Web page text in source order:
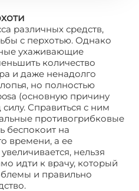
различных средств,
с перхотью. Однако
ухаживающие
количество
и даже ненадолго
но полностью
(основную причину
Справиться с ним
противогрибковые
беспокоит на
времени, а ее
нельзя
идти к врачу, который
и правильно